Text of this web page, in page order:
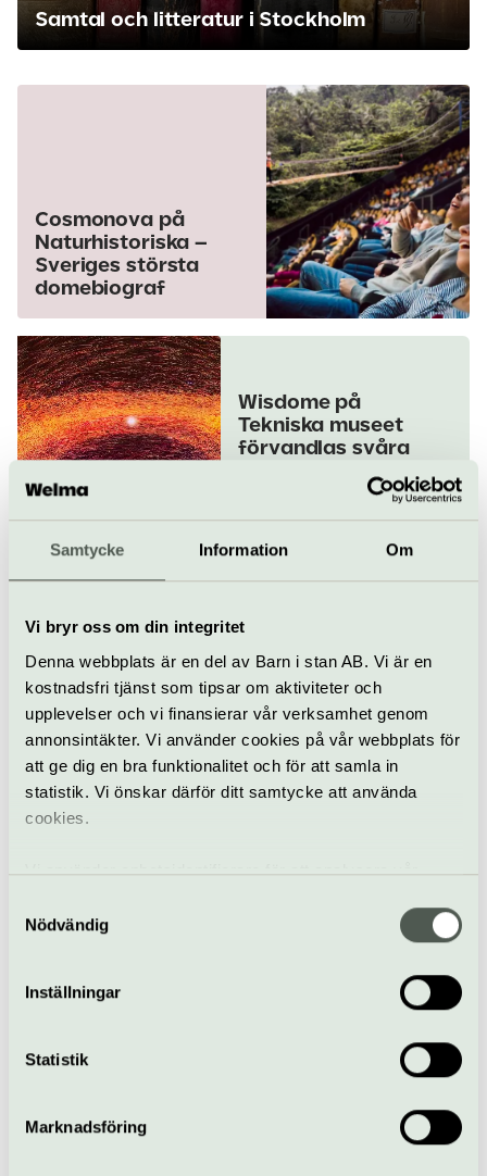
Samtycke Information Om
Vi bryr oss om din integritet
Denna webbplats är en del av Barn i stan AB. Vi är en
kostnadsfri tjänst som tipsar om aktiviteter och
upplevelser och vi finansierar vår verksamhet genom
annonsintäkter. Vi använder cookies på vår webbplats för
att ge dig en bra funktionalitet och för att samla in
statistik. Vi önskar därför ditt samtycke att använda
cookies.
Vi använder enhetsidentifierare för att analysera vår
samt tillhandahålla funktioner för sociala medier. Vi
vidarebefordrar även sådana identifierare och annan
information från din enhet till de sociala medier och
annons- och analysföretag som vi samarbetar med.
information som du har tillhandahållit eller som de har
Nödvändig
Inställningar
Statistik
Marknadsföring
Samtal och litteratur i Stockholm
Cosmonova på
Naturhistoriska –
Sveriges största
domebiograf
Wisdome på
Tekniska museet
förvandlas svåra
komplexa samman­
hang till hisnande
upplevelser.
Aktuella litteraturpärlor
författarskap? Ladda ner vår app och vandra i
Stockholms stadsbibliotek | Södermalm
›